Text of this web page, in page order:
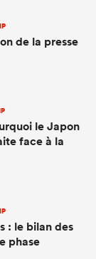
de la presse
le Japon
face à la
: le bilan des
phase